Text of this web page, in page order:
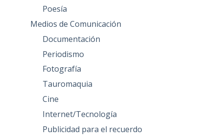
Poesía
Medios de Comunicación
Documentación
Periodismo
Fotografía
Tauromaquia
Cine
Internet/Tecnología
Publicidad para el recuerdo